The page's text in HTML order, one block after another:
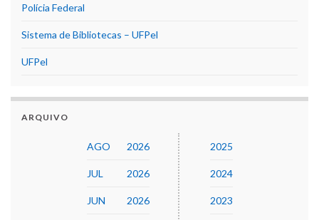
Polícia Federal
Sistema de Bibliotecas – UFPel
UFPel
ARQUIVO
AGO 2026
JUL 2026
JUN 2026
2025
2024
2023